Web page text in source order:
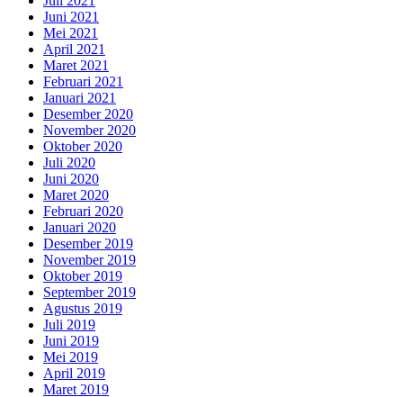
Juni 2021
Mei 2021
April 2021
Maret 2021
Februari 2021
Januari 2021
Desember 2020
November 2020
Oktober 2020
Juli 2020
Juni 2020
Maret 2020
Februari 2020
Januari 2020
Desember 2019
November 2019
Oktober 2019
September 2019
Agustus 2019
Juli 2019
Juni 2019
Mei 2019
April 2019
Maret 2019